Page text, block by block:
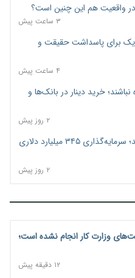
۳ ساعت پیش
برای پاسداشت حقیقت و
۴ ساعت پیش
نباشند؛ خرید دینار در بانک‌ها و
۲ روز پیش
جنگ کریدورها وارد فاز جدید شد؛ سرمایه‌گذاری ۳۴۵ میلیارد دلاری
۲ روز پیش
مدیر در شرکت‌های وزارت کار انجام نشده است؛
۱۲ دقیقه پیش